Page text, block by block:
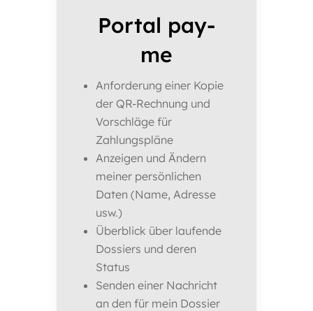
Portal pay-
me
Anforderung einer Kopie
der QR-Rechnung und
Vorschläge für
Zahlungspläne
Anzeigen und Ändern
meiner persönlichen
Daten (Name, Adresse
usw.)
Überblick über laufende
Dossiers und deren
Status
Senden einer Nachricht
an den für mein Dossier